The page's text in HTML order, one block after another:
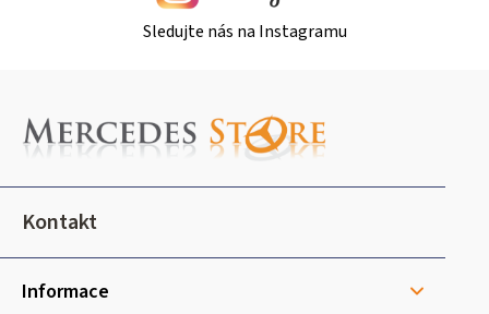
Sledujte nás na Instagramu
a
í
Kontakt
Informace